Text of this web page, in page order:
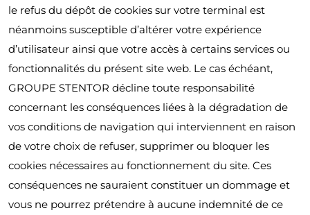
le refus du dépôt de cookies sur votre terminal est
néanmoins susceptible d’altérer votre expérience
d’utilisateur ainsi que votre accès à certains services ou
fonctionnalités du présent site web. Le cas échéant,
GROUPE STENTOR décline toute responsabilité
concernant les conséquences liées à la dégradation de
vos conditions de navigation qui interviennent en raison
de votre choix de refuser, supprimer ou bloquer les
cookies nécessaires au fonctionnement du site. Ces
conséquences ne sauraient constituer un dommage et
vous ne pourrez prétendre à aucune indemnité de ce